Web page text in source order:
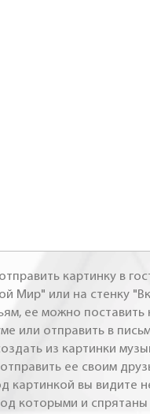
картинку в
Мир" или на стенку
ее можно поставить
или отправить в
из картинки
ее своим
картинкой вы видите
которыми и